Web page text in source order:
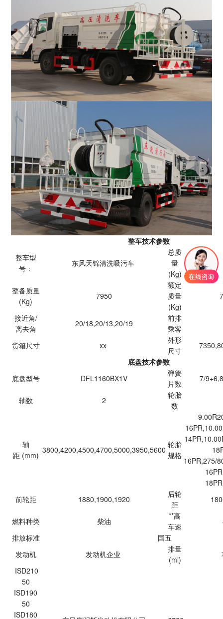
整车技术参数
整车型
号：
东风天锦清洗吸污车
总质
量
(Kg)
整备质量
(Kg)
7950
额定
质量
(Kg)
接近角/
离去角
20/18,20/13,20/19
前排
乘客
货箱尺寸
xx
外形
尺寸
底盘技术参数
底盘型号
DFL1160BX1V
弹簧
片数
7/
轴数 2
轮胎
数
轴
距 (mm)
3800,4200,4500,4700,5000,3950,5600
轮胎
规格
16PR,275/
前轮距
1880,1900,1920
后轮
距
燃料种类 柴油
**高
车速
排放标准
国五
发动机
发动机企业
排量
(ml)
ISD210
50
ISD190
50
ISD180